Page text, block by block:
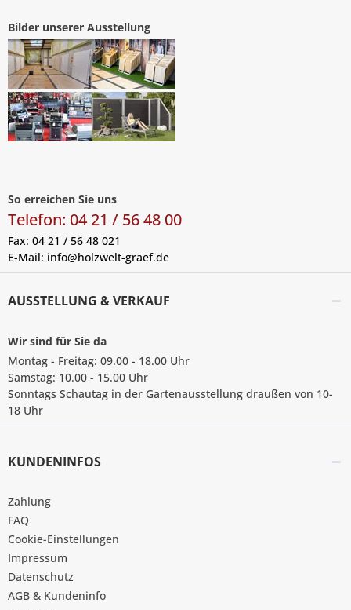
Bilder unserer Ausstellung
So erreichen Sie uns
Telefon: 04 21 / 56 48 00
Fax: 04 21 / 56 48 021
E-Mail: info@holzwelt-graef.de
AUSSTELLUNG & VERKAUF
Wir sind für Sie da
Montag - Freitag: 09.00 - 18.00 Uhr
Samstag: 10.00 - 15.00 Uhr
Sonntags Schautag in der Gartenausstellung draußen von 10-
18 Uhr
KUNDENINFOS
Zahlung
FAQ
Cookie-Einstellungen
Impressum
Datenschutz
AGB & Kundeninfo